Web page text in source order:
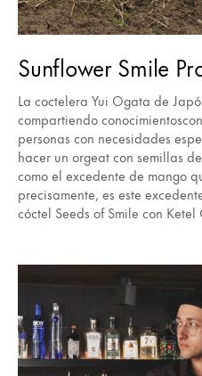
Sunflower Smile
La coctelera Yui Ogata de
compartiendo
personas con necesidades
hacer un orgeat con semillas
como el excedente de mango
precisamente, es este
cóctel Seeds of Smile con Ketel